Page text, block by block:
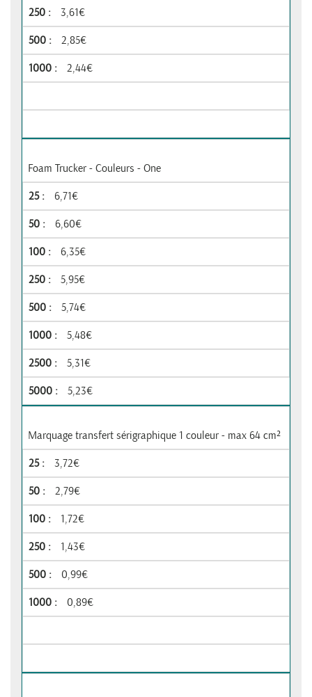
3,61€
2,85€
2,44€
Foam Trucker - Couleurs - One
6,71€
6,60€
6,35€
5,95€
5,74€
5,48€
5,31€
5,23€
Marquage transfert sérigraphique 1 couleur - max 64 cm²
3,72€
2,79€
1,72€
1,43€
0,99€
0,89€